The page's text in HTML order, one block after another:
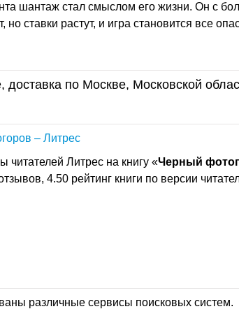
шантаж стал смыслом его жизни. Он с
ставки растут, и игра становится все
по Москве, Московской
– Литрес
читателей Литрес на книгу «Черный
4.50 рейтинг книги по версии
различные сервисы поисковых систем.